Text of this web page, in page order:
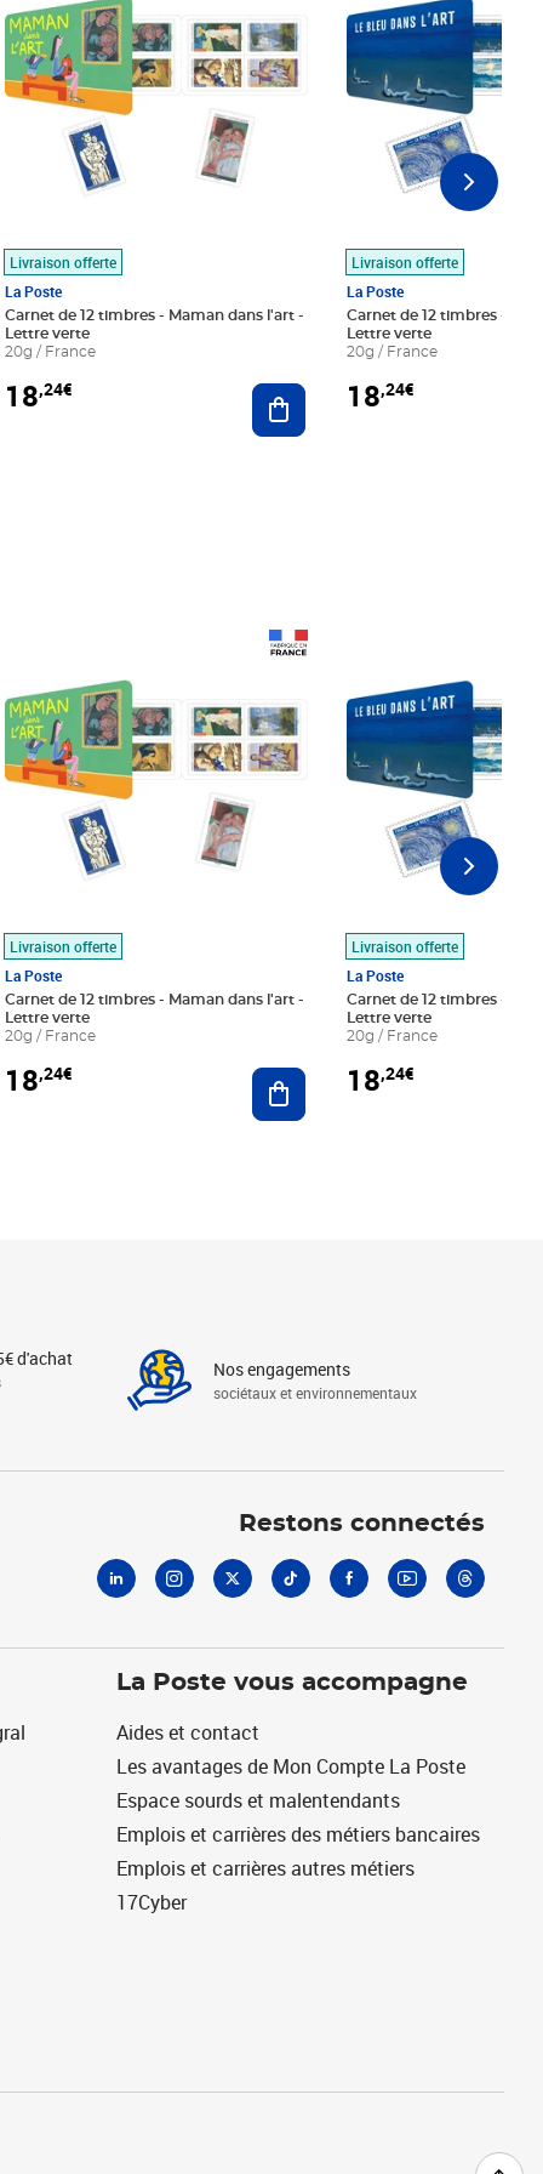
au panier
Livraison offerte
La Poste
Carnet de 12 timbres - Maman dans l'art -
Lettre verte
20g / France
18,24€ Ajouter au panier
Livraison offerte
La Poste
Carnet de 12 timbres - Le
Lettre verte
20g / France
18,24€
au panier
Livraison offerte
La Poste
Carnet de 12 timbres - Maman dans l'art -
Lettre verte
20g / France
18,24€ Ajouter au panier
Livraison offerte
La Poste
Carnet de 12 timbres - Le
Lettre verte
20g / France
18,24€
d'achat Nos engagements
sociétaux et environnementaux
Restons connectés
La Poste vous accompagne
Aides et contact
Les avantages de Mon Compte La Poste
Espace sourds et malentendants
Emplois et carrières des métiers bancaires
Emplois et carrières autres métiers
17Cyber